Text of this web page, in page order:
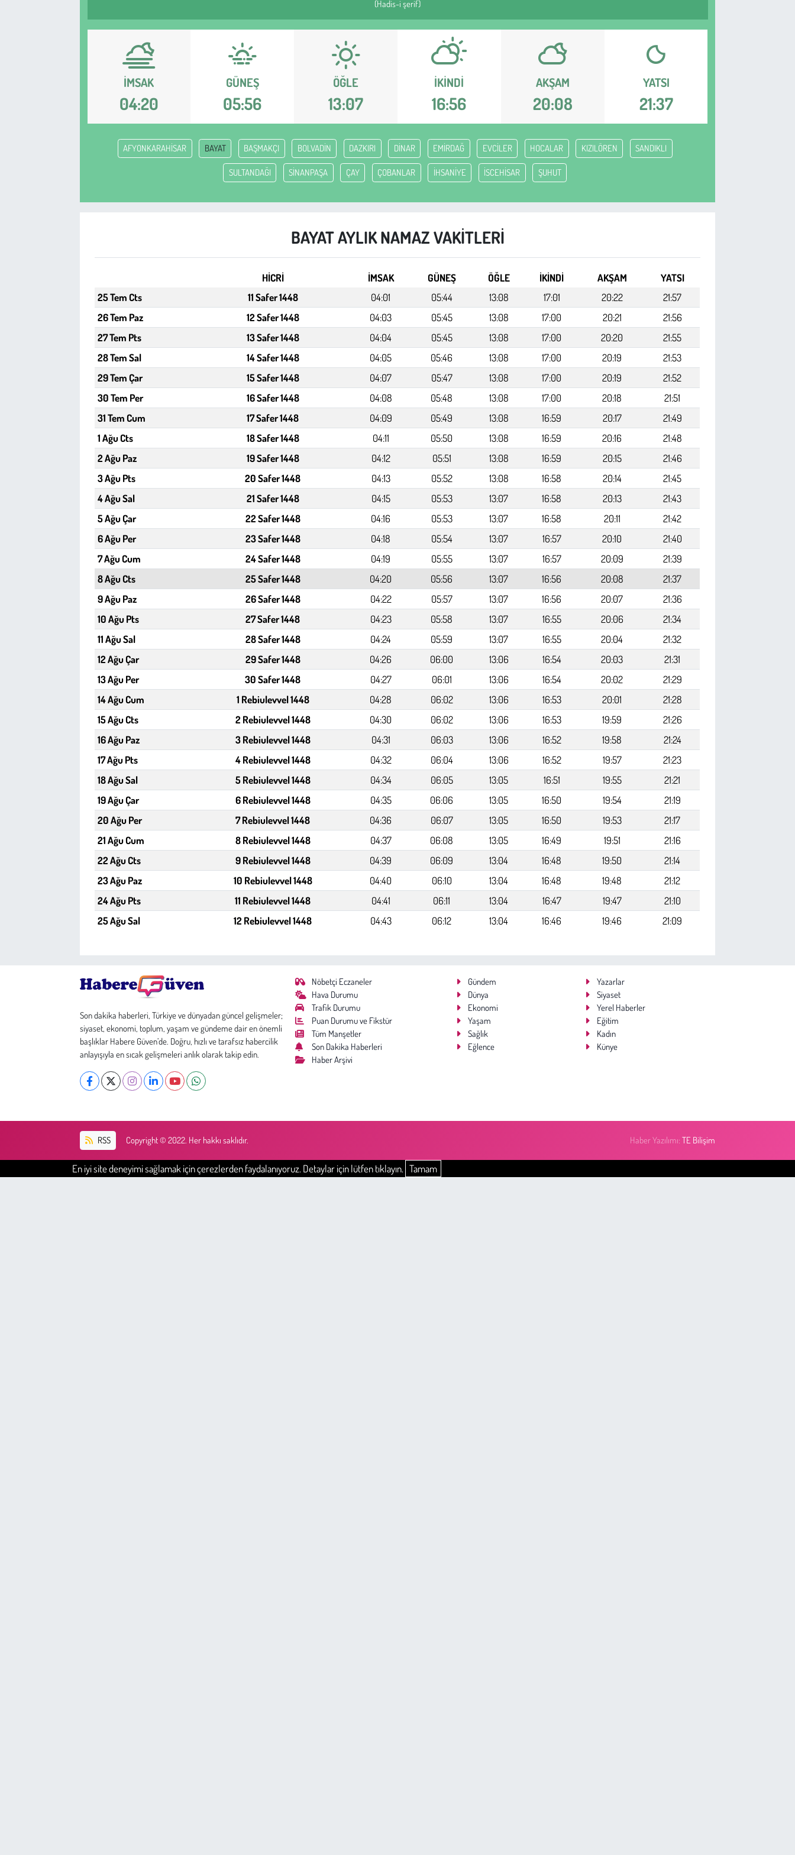
(Hadis-i şerif)
İMSAK
04:20
GÜNEŞ
05:56
ÖĞLE
13:07
İKINDI
16:56
AKŞAM
20:08
YATSI
21:37
AFYONKARAHİSAR BAYAT BAŞMAKÇI BOLVADİN DAZKIRI DİNAR EMİRDAĞ EVCİLER HOCALAR KIZILÖREN SANDIKLI
SULTANDAĞI SİNANPAŞA ÇAY ÇOBANLAR İHSANİYE İSCEHİSAR ŞUHUT
BAYAT AYLIK NAMAZ VAKITLERI
HİCRİ İMSAK GÜNEŞ ÖĞLE İKINDI AKŞAM
YATSI
25 Tem Cts
11 Safer 1448 04:01 05:44 13:08 17:01 20:22
21:57
26 Tem Paz
12 Safer 1448 04:03 05:45 13:08 17:00 20:21
21:56
27 Tem Pts
13 Safer 1448 04:04 05:45 13:08 17:00 20:20
21:55
28 Tem Sal
14 Safer 1448 04:05 05:46 13:08 17:00 20:19
21:53
29 Tem Çar
15 Safer 1448 04:07 05:47 13:08 17:00 20:19
21:52
30 Tem Per
16 Safer 1448 04:08 05:48 13:08 17:00 20:18
21:51
31 Tem Cum
17 Safer 1448 04:09 05:49 13:08 16:59 20:17
21:49
1 Ağu Cts
18 Safer 1448 04:11 05:50 13:08 16:59 20:16
21:48
2 Ağu Paz
19 Safer 1448 04:12 05:51 13:08 16:59 20:15
21:46
3 Ağu Pts
20 Safer 1448 04:13 05:52 13:08 16:58 20:14
21:45
4 Ağu Sal
21 Safer 1448 04:15 05:53 13:07 16:58 20:13
21:43
5 Ağu Çar
22 Safer 1448 04:16 05:53 13:07 16:58 20:11
21:42
6 Ağu Per
23 Safer 1448 04:18 05:54 13:07 16:57 20:10
21:40
7 Ağu Cum
24 Safer 1448 04:19 05:55 13:07 16:57 20:09
21:39
8 Ağu Cts
25 Safer 1448 04:20 05:56 13:07 16:56 20:08
21:37
9 Ağu Paz
26 Safer 1448 04:22 05:57 13:07 16:56 20:07
21:36
10 Ağu Pts
27 Safer 1448 04:23 05:58 13:07 16:55 20:06
21:34
11 Ağu Sal
28 Safer 1448 04:24 05:59 13:07 16:55 20:04
21:32
12 Ağu Çar
29 Safer 1448 04:26 06:00 13:06 16:54 20:03
21:31
13 Ağu Per
30 Safer 1448 04:27 06:01 13:06 16:54 20:02
21:29
14 Ağu Cum
1 Rebiulevvel 1448 04:28 06:02 13:06 16:53 20:01
21:28
15 Ağu Cts
2 Rebiulevvel 1448 04:30 06:02 13:06 16:53 19:59
21:26
16 Ağu Paz
3 Rebiulevvel 1448 04:31 06:03 13:06 16:52 19:58
21:24
17 Ağu Pts
4 Rebiulevvel 1448 04:32 06:04 13:06 16:52 19:57
21:23
18 Ağu Sal
5 Rebiulevvel 1448 04:34 06:05 13:05 16:51 19:55
21:21
19 Ağu Çar
6 Rebiulevvel 1448 04:35 06:06 13:05 16:50 19:54
21:19
20 Ağu Per
7 Rebiulevvel 1448 04:36 06:07 13:05 16:50 19:53
21:17
21 Ağu Cum
8 Rebiulevvel 1448 04:37 06:08 13:05 16:49 19:51
21:16
22 Ağu Cts
9 Rebiulevvel 1448 04:39 06:09 13:04 16:48 19:50
21:14
23 Ağu Paz
10 Rebiulevvel 1448 04:40 06:10 13:04 16:48 19:48
21:12
24 Ağu Pts
11 Rebiulevvel 1448 04:41 06:11 13:04 16:47 19:47
21:10
25 Ağu Sal
12 Rebiulevvel 1448 04:43 06:12 13:04 16:46 19:46 21:09
Son dakika haberleri, Türkiye ve dünyadan güncel gelişmeler;
siyaset, ekonomi, toplum, yaşam ve gündeme dair en önemli
başlıklar Habere Güven’de. Doğru, hızlı ve tarafsız habercilik
anlayışıyla en sıcak gelişmeleri anlık olarak takip edin.
Nöbetçi Eczaneler
Hava Durumu
Trafik Durumu
Puan Durumu ve Fikstür
Tüm Manşetler
Son Dakika Haberleri
Haber Arşivi
Gündem
Yazarlar
Dünya
Siyaset
Ekonomi
Yerel Haberler
Yaşam
Eğitim
Sağlık
Kadın
Eğlence
Künye
RSS Copyright © 2022. Her hakkı saklıdır. Haber Yazılımı:TE Bilişim
En iyi site deneyimi sağlamak için çerezlerden faydalanıyoruz. Detaylar için lütfen tıklayın. Tamam
Bilim - Teknoloji